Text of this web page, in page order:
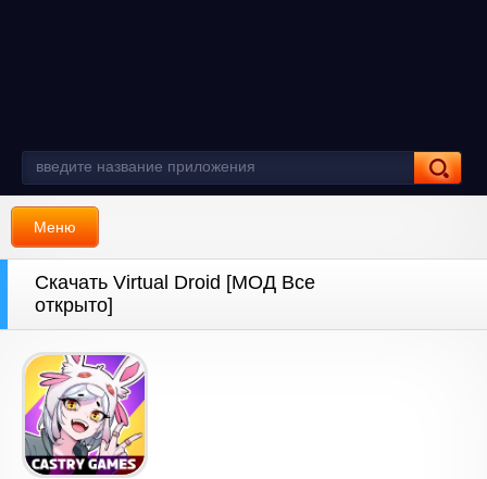
Меню
Скачать Virtual Droid [МОД Все
открыто]